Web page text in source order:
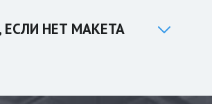
ЕСЛИ НЕТ МАКЕТА